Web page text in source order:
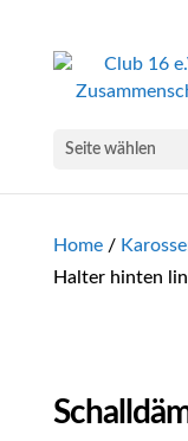
Seite wählen
Home/
Halter hinten